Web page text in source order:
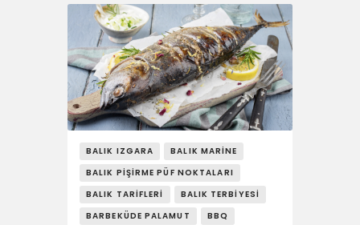
FIT
DRINK
BBQ 101
YAŞAM
SOSY’LE!
BALIK IZGARA
BALIK MARINE
BALIK PIŞIRME PÜF NOKTALARI
BALIK TARIFLERI
BALIK TERBIYESI
BARBEKÜDE PALAMUT
BBQ